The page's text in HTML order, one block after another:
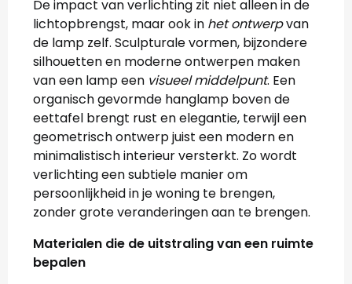
De impact van verlichting zit niet alleen in de
lichtopbrengst, maar ook in het ontwerpvan
de lamp zelf. Sculpturale vormen, bijzondere
silhouetten en moderne ontwerpen maken
van een lamp een visueel middelpunt. Een
organisch gevormde hanglamp boven de
eettafel brengt rust en elegantie, terwijl een
geometrisch ontwerp juist een modern en
minimalistisch interieur versterkt. Zo wordt
verlichting een subtiele manier om
persoonlijkheid in je woning te brengen,
zonder grote veranderingen aan te brengen.
Materialen die de uitstraling van een ruimte
bepalen